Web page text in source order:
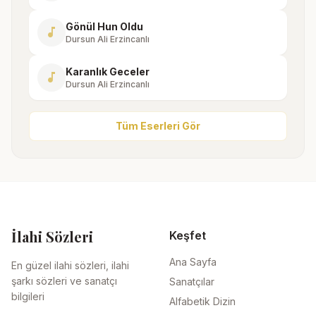
music_note Gönül Hun Oldu
Dursun Ali Erzincanlı
music_note Karanlık Geceler
Dursun Ali Erzincanlı
Tüm Eserleri Gör
İlahi Sözleri
En güzel ilahi sözleri, ilahi
şarkı sözleri ve sanatçı
bilgileri
Keşfet
Ana Sayfa
Sanatçılar
Alfabetik Dizin